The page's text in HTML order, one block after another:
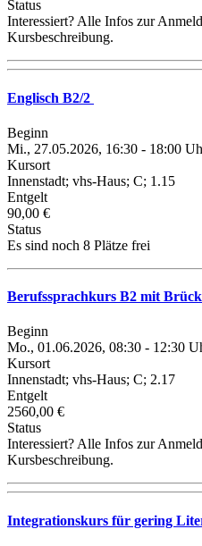
Status
Interessiert? Alle Infos zur
Kursbeschreibung.
Englisch B2/2
Beginn
Mi., 27.05.2026, 16:30 - 18:00
Kursort
Innenstadt; vhs-Haus; C; 1.15
Entgelt
90,00 €
Status
Es sind noch 8 Plätze frei
Berufssprachkurs B2 mit
Beginn
Mo., 01.06.2026, 08:30 - 12:30
Kursort
Innenstadt; vhs-Haus; C; 2.17
Entgelt
2560,00 €
Status
Interessiert? Alle Infos zur
Kursbeschreibung.
Integrationskurs für gering